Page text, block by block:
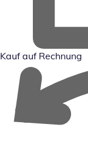
Kauf auf Rechnung